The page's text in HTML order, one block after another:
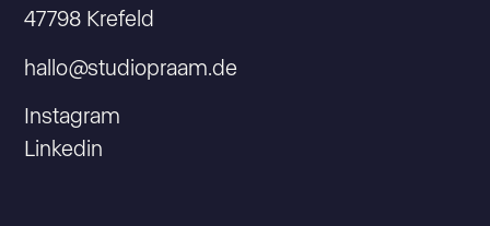
47798 Krefeld
hallo@studiopraam.de
Instagram
Linkedin